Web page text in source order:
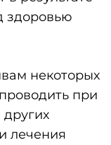
здоровью
некоторых
при
других
лечения